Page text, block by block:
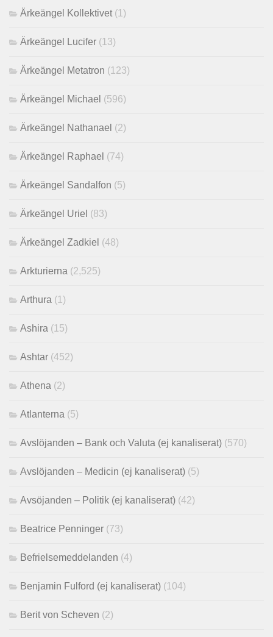
Ärkeängel Kollektivet (1)
Ärkeängel Lucifer (13)
Ärkeängel Metatron (123)
Ärkeängel Michael (596)
Ärkeängel Nathanael (2)
Ärkeängel Raphael (74)
Ärkeängel Sandalfon (5)
Ärkeängel Uriel (83)
Ärkeängel Zadkiel (48)
Arkturierna (2,525)
Arthura (1)
Ashira (15)
Ashtar (452)
Athena (2)
Atlanterna (5)
Avslöjanden – Bank och Valuta (ej kanaliserat) (570)
Avslöjanden – Medicin (ej kanaliserat) (5)
Avsöjanden – Politik (ej kanaliserat) (42)
Beatrice Penninger (73)
Befrielsemeddelanden (4)
Benjamin Fulford (ej kanaliserat) (104)
Berit von Scheven (2)